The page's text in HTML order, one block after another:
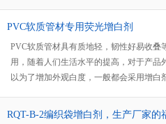
响产品的使用寿命，这个时候紫外线吸收
是说单单哪一款紫外线吸收剂就能适用于
PVC软质管材专用荧光增白剂
PVC软质管材具有质地轻，韧性好易收叠
用，随着人们生活水平的提高，对于产品
以为了增加外观白度，一般都会采用增白
白剂尤为重要，这是很多生产PVC管材厂
RQT-B-2编织袋增白剂，生产厂家的